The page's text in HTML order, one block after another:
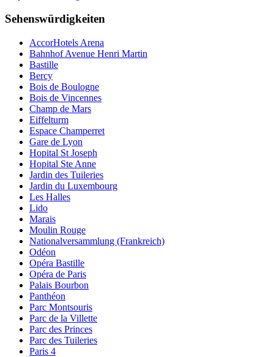
Sehenswürdigkeiten
AccorHotels Arena
Bahnhof Avenue Henri Martin
Bastille
Bercy
Bois de Boulogne
Bois de Vincennes
Champ de Mars
Eiffelturm
Espace Champerret
Gare de Lyon
Hopital St Joseph
Hopital Ste Anne
Jardin des Tuileries
Jardin du Luxembourg
Les Halles
Lido
Marais
Moulin Rouge
Nationalversammlung (Frankreich)
Odéon
Opéra Bastille
Opéra de Paris
Palais Bourbon
Panthéon
Parc Montsouris
Parc de la Villette
Parc des Princes
Parc des Tuileries
Paris 4